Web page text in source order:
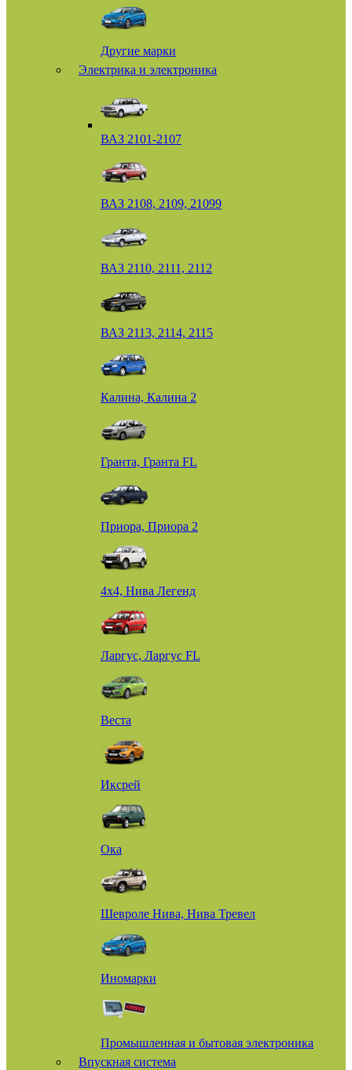
Другие марки
Электрика и электроника
ВАЗ 2101-2107
ВАЗ 2108, 2109, 21099
ВАЗ 2110, 2111, 2112
ВАЗ 2113, 2114, 2115
Калина, Калина 2
Гранта, Гранта FL
Приора, Приора 2
4х4, Нива Легенд
Ларгус, Ларгус FL
Веста
Иксрей
Ока
Шевроле Нива, Нива Тревел
Иномарки
Промышленная и бытовая электроника
Впускная система